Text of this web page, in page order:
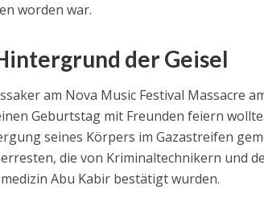
worden war.
der Geisel
am Nova Music Festival Massacre
Geburtstag mit Freunden feiern
seines Körpers im Gazastreifen
die von Kriminaltechnikern und
Abu Kabir bestätigt wurden.